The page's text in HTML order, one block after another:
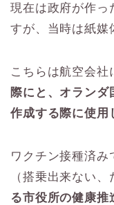
現在は政府が作っ
すが、当時は紙媒
こちらは航空会社
際にと、オランダ
作成する際に使用
ワクチン接種済み
（搭乗出来ない
る市役所の健康推